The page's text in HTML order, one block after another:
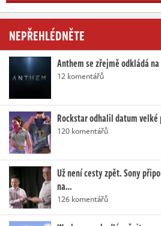
NEPŘEHLÉDNĚTE
Anthem se zřejmě odkládá
12 komentářů
Rockstar odhalil datum velké
120 komentářů
Už není cesty zpět. Sony
na…
126 komentářů